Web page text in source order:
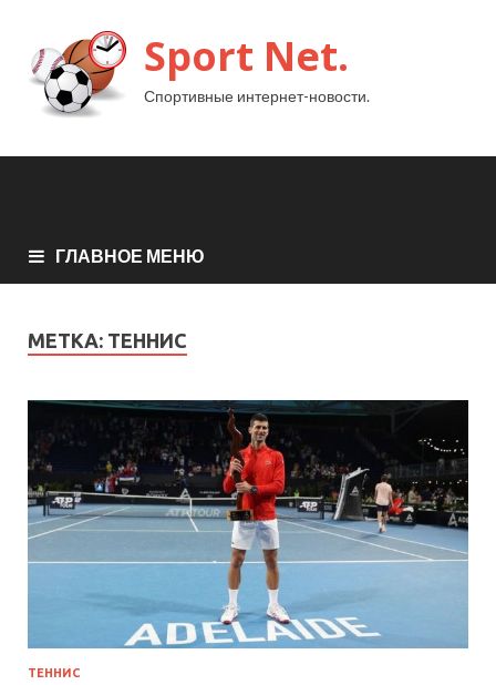
Sport Net.
Спортивные интернет-новости.
ГЛАВНОЕ МЕНЮ
МЕТКА: ТЕННИС
ТЕННИС